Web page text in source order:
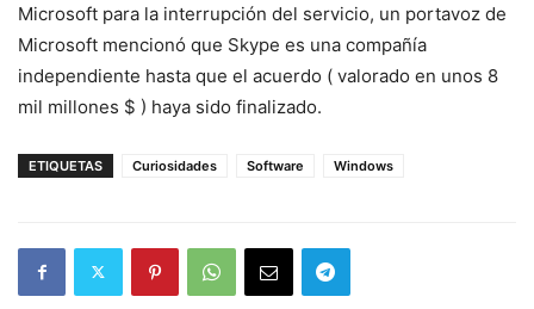
Microsoft para la interrupción del servicio, un portavoz de
Microsoft mencionó que Skype es una compañía
independiente hasta que el acuerdo ( valorado en unos 8
mil millones $ ) haya sido finalizado.
ETIQUETAS Curiosidades Software Windows